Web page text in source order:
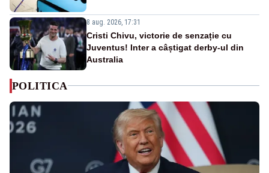
8 aug. 2026, 17:31
Cristi Chivu, victorie de senzație cu
Juventus! Inter a câștigat derby-ul din
Australia
POLITICA